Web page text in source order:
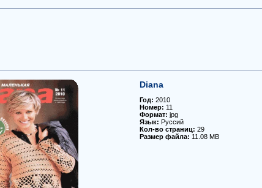
Diana
Год: 2010
Номер: 11
Формат: jpg
Язык: Руссий
Кол-во страниц: 29
Размер файла: 11.08 MB